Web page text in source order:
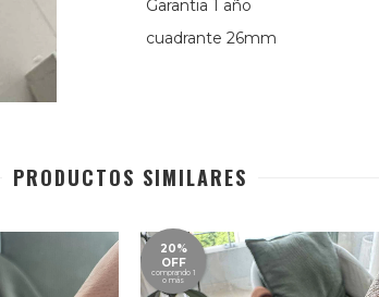
Garantia 1 año
cuadrante 26mm
PRODUCTOS SIMILARES
20%
OFF
comprando 1
o más